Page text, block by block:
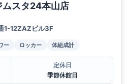
ムスタ24本山店
1-12ZAZビル3F
ー ロッカー 体組成計
定休日
季節休館日